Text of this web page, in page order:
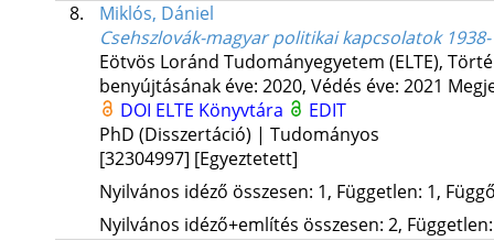
8.
Miklós, Dániel
Csehszlovák-magyar politikai kapcsolatok
Eötvös Loránd Tudományegyetem (ELTE),
benyújtásának éve: 2020, Védés éve: 2021
DOI ELTE Könyvtára
EDIT
PhD (Disszertáció) | Tudományos
[32304997] [Egyeztetett]
Nyilvános idéző összesen: 1, Független: 1,
Nyilvános idéző+említés összesen: 2,